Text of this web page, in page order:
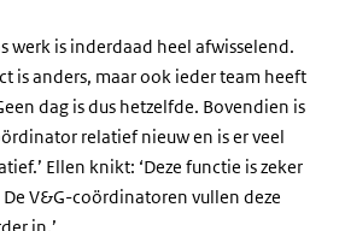
werk is inderdaad heel afwisselend.
is anders, maar ook ieder team heeft
dag is dus hetzelfde. Bovendien is
relatief nieuw en is er veel
Ellen knikt: ‘Deze functie is zeker
V&G-coördinatoren vullen deze